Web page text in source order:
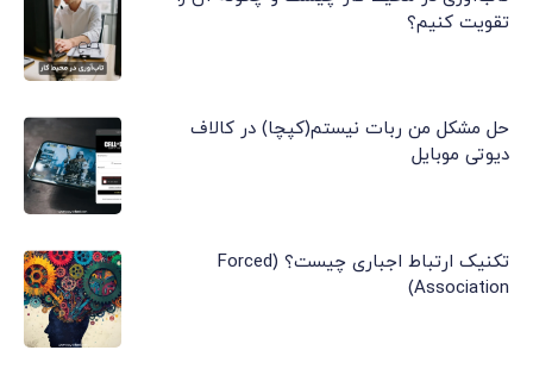
تقویت کنیم؟
حل مشکل من ربات نیستم(کپچا) در کالاف
دیوتی موبایل
تکنیک ارتباط اجباری چیست؟ (Forced
Association)